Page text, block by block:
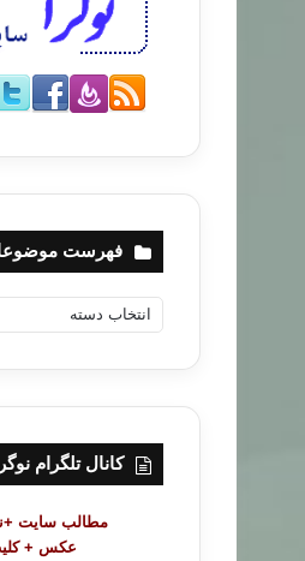
فهرست
ه
ت
ض
کانال تلگرام نوگرا
مطالب سایت
عکس +